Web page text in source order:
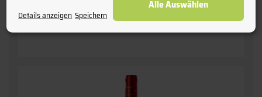
Details anzeigen Speichern
Alle Auswählen